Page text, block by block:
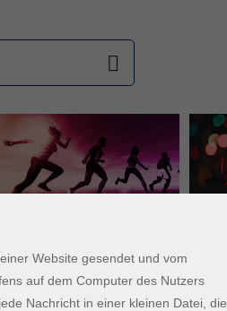
Website gesendet und vom
auf dem Computer des Nutzers
Nachricht in einer kleinen Datei, die